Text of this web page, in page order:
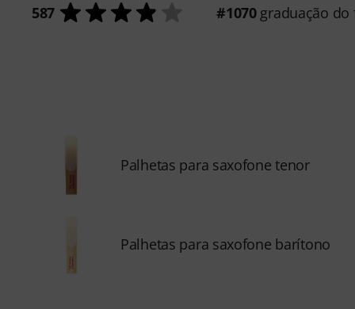
587 #1070graduação do
Palhetas para saxofone tenor
Palhetas para saxofone barítono